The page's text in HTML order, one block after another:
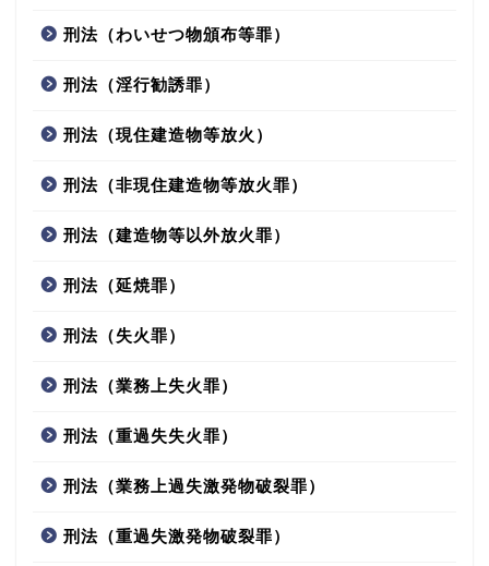
刑法（わいせつ物頒布等罪）
刑法（淫行勧誘罪）
刑法（現住建造物等放火）
刑法（非現住建造物等放火罪）
刑法（建造物等以外放火罪）
刑法（延焼罪）
刑法（失火罪）
刑法（業務上失火罪）
刑法（重過失失火罪）
刑法（業務上過失激発物破裂罪）
刑法（重過失激発物破裂罪）